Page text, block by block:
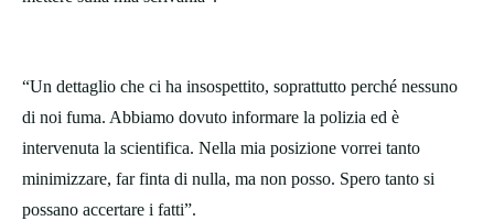
“Un dettaglio che ci ha insospettito, soprattutto perché nessuno
di noi fuma. Abbiamo dovuto informare la polizia ed è
intervenuta la scientifica. Nella mia posizione vorrei tanto
minimizzare, far finta di nulla, ma non posso. Spero tanto si
possano accertare i fatti”.